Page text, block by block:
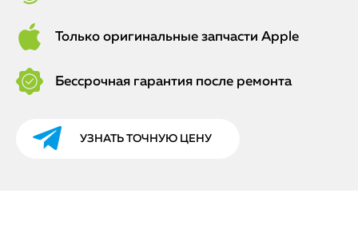
Только оригинальные запчасти Apple
Бессрочная гарантия после ремонта
УЗНАТЬ ТОЧНУЮ ЦЕНУ